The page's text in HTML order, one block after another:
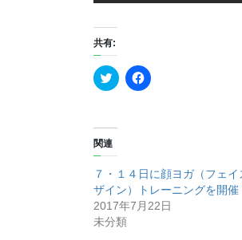
共有:
ク
リ
て
i
e
r
で
共
有
F
a
共
有
す
る
に
関連
７・１４日に顔ヨガ（フェイ
ザイン）トレーニングを開催
2017年7月22日
未分類